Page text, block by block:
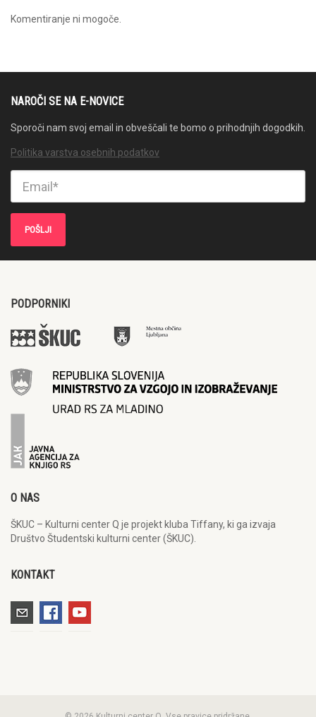
Komentiranje ni mogoče.
NAROČI SE NA E-NOVICE
Sporoči nam svoj email in obveščali te bomo o prihodnjih dogodkih.
Politika varstva osebnih podatkov
PODPORNIKI
O NAS
ŠKUC – Kulturni center Q je projekt kluba Tiffany, ki ga izvaja
Društvo Študentski kulturni center (ŠKUC).
KONTAKT